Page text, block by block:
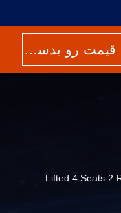
بهترین قیمت رو بدست بیار
Lifted 4 Seats 2